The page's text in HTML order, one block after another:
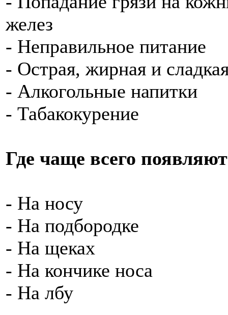
желез
- Неправильное питание
- Острая, жирная и
- Алкогольные напитки
- Табакокурение
Где чаще всего
- На носу
- На подбородке
- На щеках
- На кончике носа
- На лбу